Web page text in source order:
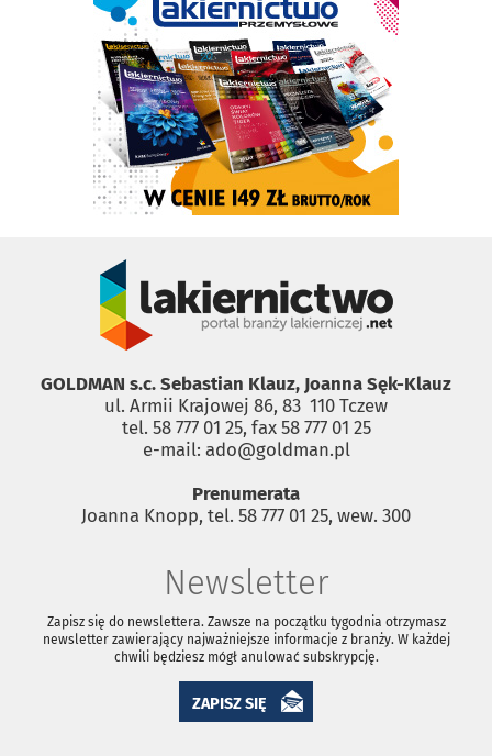
GOLDMAN s.c. Sebastian Klauz, Joanna Sęk-Klauz
ul. Armii Krajowej 86, 83 ­ 110 Tczew
tel. 58 777 01 25, fax 58 777 01 25
e-mail: ado@goldman.pl
Prenumerata
Joanna Knopp, tel. 58 777 01 25, wew. 300
Newsletter
Zapisz się do newslettera. Zawsze na początku tygodnia otrzymasz
newsletter zawierający najważniejsze informacje z branży. W każdej
chwili będziesz mógł anulować subskrypcję.
ZAPISZ SIĘ